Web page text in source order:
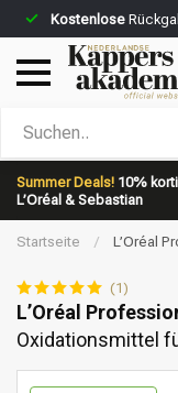
Kostenlose
Summer Deals! 10%
L’Oréal & Sebastian
Nach welcher
Marken
Startseite /
L’Oréal
(1)
L’Oréal
Oxidationsmittel